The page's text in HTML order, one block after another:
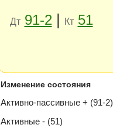
Дт 91-2| Кт 51
Изменение состояния
Активно-пассивные + (91-2)
Активные - (51)